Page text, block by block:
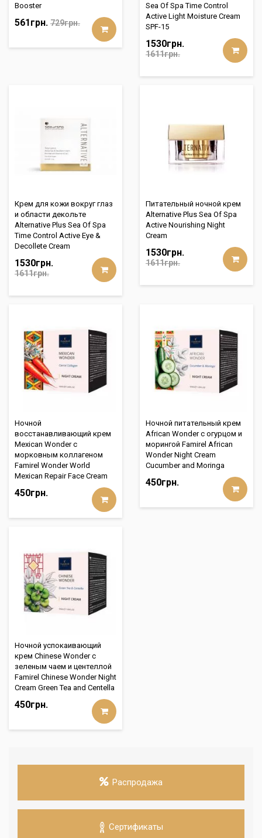
Booster
561грн. 729грн.
Sea Of Spa Time Control
Active Light Moisture Cream
SPF-15
1530грн.
1611грн.
Крем для кожи вокруг глаз
и области декольте
Alternative Plus Sea Of Spa
Time Control Active Eye &
Decollete Cream
1530грн.
1611грн.
Питательный ночной крем
Alternative Plus Sea Of Spa
Active Nourishing Night
Cream
1530грн.
1611грн.
Ночной
восстанавливающий крем
Mexican Wonder с
морковным коллагеном
Famirel Wonder World
Mexican Repair Face Cream
450грн.
Ночной питательный крем
African Wonder с огурцом и
морингой Famirel African
Wonder Night Cream
Cucumber and Moringa
450грн.
Ночной успокаивающий
крем Chinese Wonder с
зеленым чаем и центеллой
Famirel Chinese Wonder Night
Cream Green Tea and Centella
450грн.
Распродажа
Сертификаты